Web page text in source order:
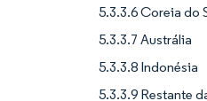
5.3.3.6 Coreia do
5.3.3.7 Austrália
5.3.3.8 Indonésia
5.3.3.9 Restante